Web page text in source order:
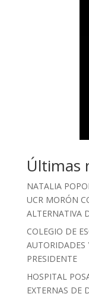
Últimas
NATALIA
UCR MORÓN
ALTERNATIVA
COLEGIO DE
AUTORIDADES
PRESIDENTE
HOSPITAL
EXTERNAS DE